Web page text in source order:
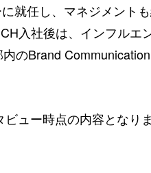
就任し、マネジメント
入社後は、インフルエ
のBrand
ュー時点の内容となり